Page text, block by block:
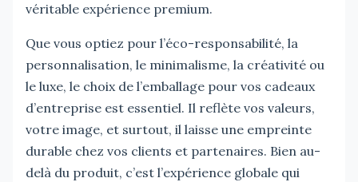
véritable expérience premium.
Que vous optiez pour l’éco-responsabilité, la
personnalisation, le minimalisme, la créativité ou
le luxe, le choix de l’emballage pour vos cadeaux
d’entreprise est essentiel. Il reflète vos valeurs,
votre image, et surtout, il laisse une empreinte
durable chez vos clients et partenaires. Bien au-
delà du produit, c’est l’expérience globale qui